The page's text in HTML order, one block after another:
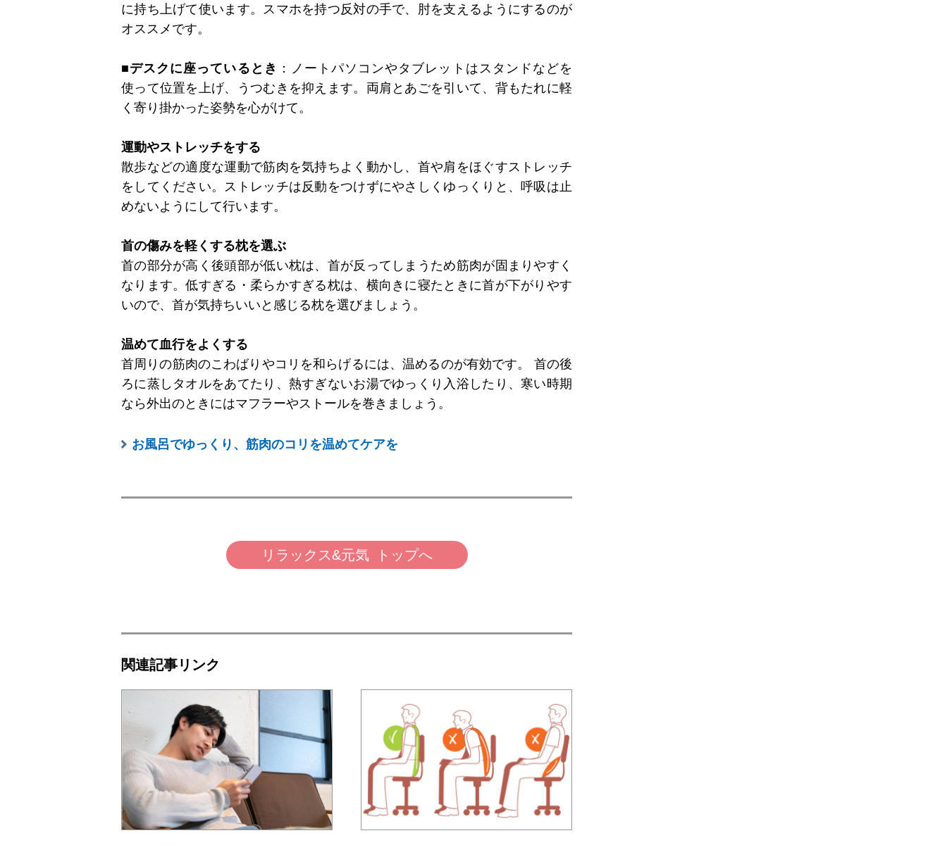
に持ち上げて使います。スマホを持つ反対の手で、肘を支えるようにするのが
オススメです。
■デスクに座っているとき ：ノートパソコンやタブレットはスタンドなどを
使って位置を上げ、うつむきを抑えます。両肩とあごを引いて、背もたれに軽
く寄り掛かった姿勢を心がけて。
運動やストレッチをする
散歩などの適度な運動で筋肉を気持ちよく動かし、首や肩をほぐすストレッチ
をしてください。ストレッチは反動をつけずにやさしくゆっくりと、呼吸は止
めないようにして行います。
首の傷みを軽くする枕を選ぶ
首の部分が高く後頭部が低い枕は、首が反ってしまうため筋肉が固まりやすく
なります。低すぎる・柔らかすぎる枕は、横向きに寝たときに首が下がりやす
いので、首が気持ちいいと感じる枕を選びましょう。
温めて血行をよくする
首周りの筋肉のこわばりやコリを和らげるには、温めるのが有効です。 首の後
ろに蒸しタオルをあてたり、熱すぎないお湯でゆっくり入浴したり、寒い時期
なら外出のときにはマフラーやストールを巻きましょう。
お風呂でゆっくり、筋肉のコリを温めてケアを
リラックス&元気 トップへ
関連記事リンク